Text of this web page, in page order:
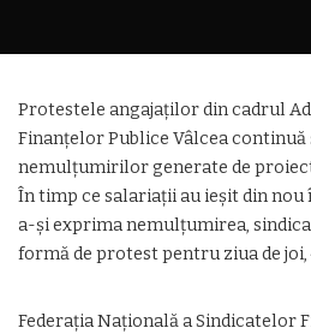
Protestele angajaților din cadrul
Finanțelor Publice Vâlcea continuă
nemulțumirilor generate de
În timp ce salariații au ieșit din
a-și exprima nemulțumirea,
formă de protest pentru ziua de joi,
Federația Națională a Sindicatelor